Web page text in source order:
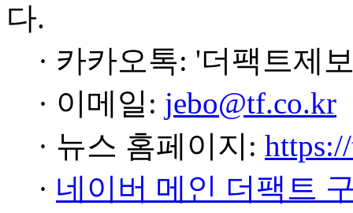
다.
· 카카오톡: '더팩트제
· 이메일: jebo@tf.co.kr
· 뉴스 홈페이지:
· 네이버 메인 더팩트